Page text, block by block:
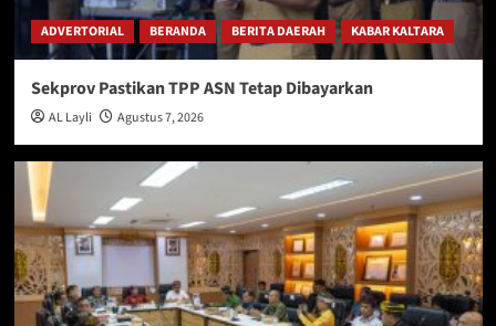
ADVERTORIAL BERANDA BERITA DAERAH KABAR KALTARA
Sekprov Pastikan TPP ASN Tetap Dibayarkan
AL Layli Agustus 7, 2026